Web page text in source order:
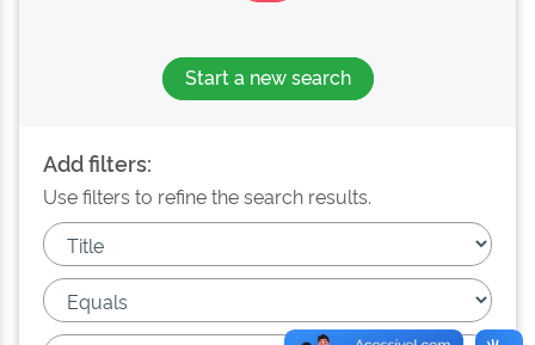
Start a new search
Add filters:
Use filters to refine the search results.